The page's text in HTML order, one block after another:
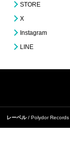
STORE
X
Instagram
LINE
レーベル Polydor Records